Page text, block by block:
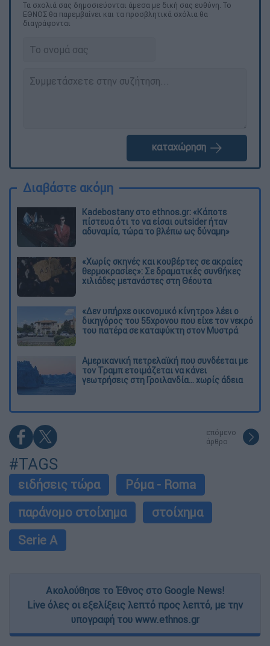
Τα σχολιά σας δημοσιεύονται άμεσα με δική σας ευθύνη. Το
ΕΘΝΟΣ θα παρεμβαίνει και τα προσβλητικά σχόλια θα
διαγράφονται
καταχώρηση
Διαβάστε ακόμη
Kadebostany στο ethnos.gr: «Κάποτε
πίστευα ότι το να είσαι outsider ήταν
αδυναμία, τώρα το βλέπω ως δύναμη»
«Χωρίς σκηνές και κουβέρτες σε ακραίες
θερμοκρασίες»: Σε δραματικές συνθήκες
χιλιάδες μετανάστες στη Θέουτα
«Δεν υπήρχε οικονομικό κίνητρο» λέει ο
δικηγόρος του 55χρονου που είχε τον νεκρό
του πατέρα σε καταψύκτη στον Μυστρά
Αμερικανική πετρελαϊκή που συνδέεται με
τον Τραμπ ετοιμάζεται να κάνει
γεωτρήσεις στη Γροιλανδία... χωρίς άδεια
επόμενο
άρθρο
#TAGS
ειδήσεις τώρα
Ρόμα - Roma
παράνομο στοίχημα
στοίχημα
Serie A
Ακολούθησε το Έθνος στο Google News!
Live όλες οι εξελίξεις λεπτό προς λεπτό, με την
υπογραφή του www.ethnos.gr